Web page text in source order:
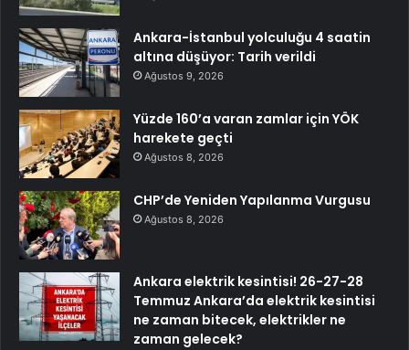
Ankara-İstanbul yolculuğu 4 saatin
altına düşüyor: Tarih verildi
Ağustos 9, 2026
Yüzde 160’a varan zamlar için YÖK
harekete geçti
Ağustos 8, 2026
CHP’de Yeniden Yapılanma Vurgusu
Ağustos 8, 2026
Ankara elektrik kesintisi! 26-27-28
Temmuz Ankara’da elektrik kesintisi
ne zaman bitecek, elektrikler ne
zaman gelecek?